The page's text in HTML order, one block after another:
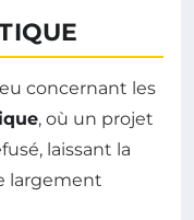
concernant les
, où un projet
laissant la
largement